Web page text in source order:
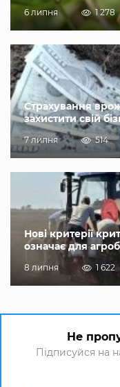
6 липня 1 278
Страхування
захистити свій
7 липня 514
Нові критерії
означає для
8 липня 1 622
Не
Підписуйся на